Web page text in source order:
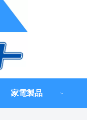
家電製品